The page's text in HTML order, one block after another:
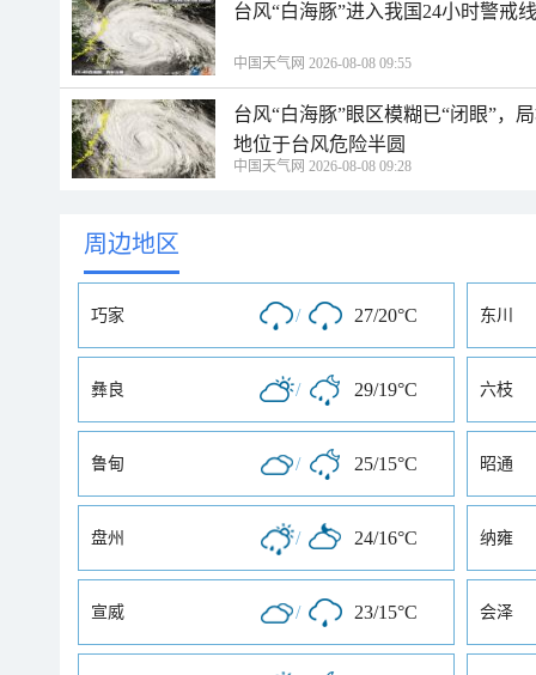
台风“白海豚”进入我国24小时警戒
中国天气网 2026-08-08 09:55
台风“白海豚”眼区模糊已“闭眼”，
地位于台风危险半圆
中国天气网 2026-08-08 09:28
周边地区
巧家 / 27/20°C 东川
彝良 / 29/19°C 六枝
鲁甸 / 25/15°C 昭通
盘州 / 24/16°C 纳雍
宣威 / 23/15°C 会泽